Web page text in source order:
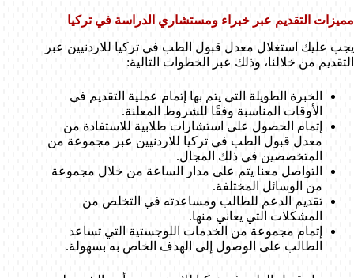
مميزات التقديم عبر خبراء ومستشاري الدراسة في تركيا
يجب عليك استغلال معدل قبول الطب في تركيا للاردنيين عبر
التقديم من خلالنا، وذلك عبر الخطوات التالية:
الخبرة الطويلة التي يتم بها إتمام عملية التقديم في
الأوقات المناسبة وفقًا للشروط المعلنة.
إتمام الحصول على استشارات طلابية للاستفادة من
معدل قبول الطب في تركيا للاردنيين عبر مجموعة من
المتخصصين في ذلك المجال.
التواصل معنا يتم على مدار الساعة من خلال مجموعة
من الوسائل المختلفة.
تقديم الدعم للطالب ومساعدته في التخلص من
المشكلات التي يعاني منها.
إتمام مجموعة من الخدمات اللوجستية التي تساعد
الطالب على الوصول إلى الهدف الخاص به بسهولة.